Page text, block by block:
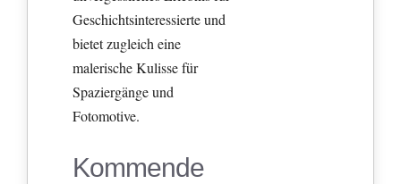
Geschichtsinteressierte und
bietet zugleich eine
malerische Kulisse für
Spaziergänge und
Fotomotive.
Kommende